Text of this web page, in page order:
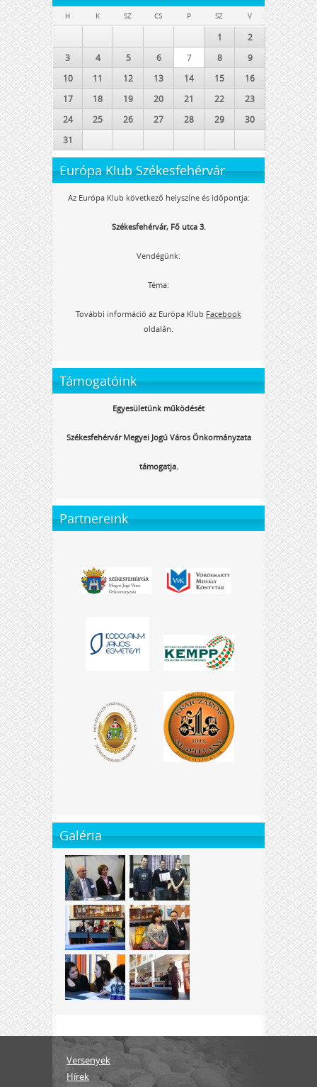
H K SZ CS P SZ V
1
2
3
4 5 6 7 8
9
10
11 12 13 14 15
16
17
18 19 20 21 22
23
24
25 26 27 28 29
30
31
Európa Klub Székesfehérvár
Az Európa Klub következő helyszíne és időpontja:
Székesfehérvár, Fő utca 3.
Vendégünk:
Téma:
További információ az Európa Klub Facebook
oldalán.
Támogatóink
Egyesületünk működését
Székesfehérvár Megyei Jogú Város Önkormányzata
támogatja.
Partnereink
Galéria
Versenyek
Hírek